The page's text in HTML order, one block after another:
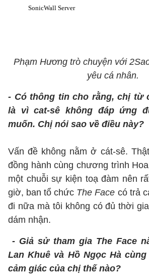
Phạm Hương trò chuyện với
yêu cá nhân.
- Có thông tin cho rằng, chị từ
là vì cat-sê không đáp ứng
muốn. Chị nói sao về điều này?
Vấn đề không nằm ở cát-sê.
đồng hành cùng chương trình
một chuỗi sự kiện toạ đàm nên
giờ, ban tổ chức The Face có trả
đi nữa mà tôi không có đủ thời
dám nhận.
- Giả sử tham gia The Face
Lan Khuê và Hồ Ngọc Hà
cảm giác của chị thế nào?